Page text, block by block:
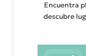
Encuentra
descubre